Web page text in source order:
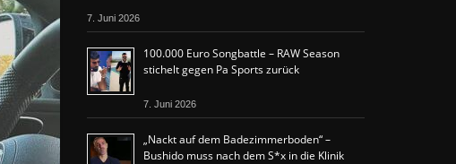
7. Juni 2026
100.000 Euro Songbattle – RAW Season
stichelt gegen Pa Sports zurück
7. Juni 2026
„Nackt auf dem Badezimmerboden“ –
Bushido muss nach dem S*x in die Klinik